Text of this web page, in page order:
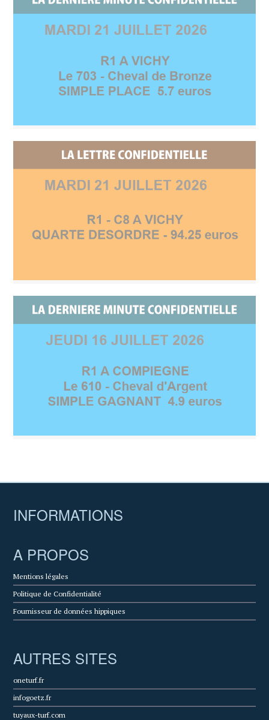
INFORMATIONS
A PROPOS
Mentions légales
Politique de Confidentialité
Fournisseur de données hippiques
AUTRES SITES
oneturf.fr
infogoetz.fr
tuyaux-turf.com